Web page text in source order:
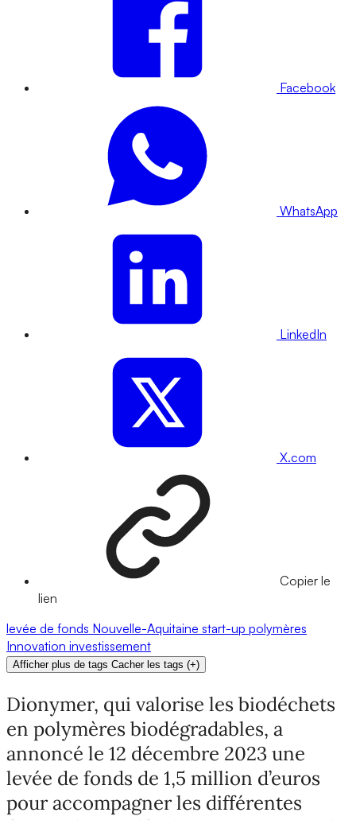
Facebook
WhatsApp
LinkedIn
X.com
Copier le
lien
levée de fonds Nouvelle-Aquitaine start-up polymères
Innovation investissement
Afficher plus de tags Cacher les tags (+)
Dionymer, qui valorise les biodéchets
en polymères biodégradables, a
annoncé le 12 décembre 2023 une
levée de fonds de 1,5 million d’euros
pour accompagner les différentes